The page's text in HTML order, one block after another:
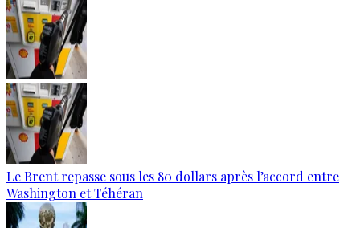
Le Brent repasse sous les 80 dollars après l’accord entre
Washington et Téhéran